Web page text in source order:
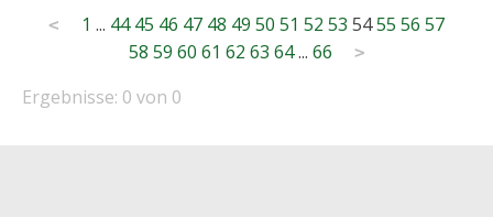
Posts
pagination
< 1 ... 44 45 46 47 48 49 50 51 52 53 5455 56 57
58 59 60 61 62 63 64 ... 66 >
Ergebnisse: 0 von 0